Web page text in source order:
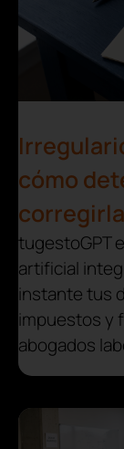
cómo
tugestoGPT
artificial
instante tus
impuestos y
abogados